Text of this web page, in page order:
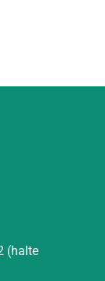
(halte